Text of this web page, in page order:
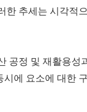
한 추세는 시각적
공정 및 재활용성
에 요소에 대한